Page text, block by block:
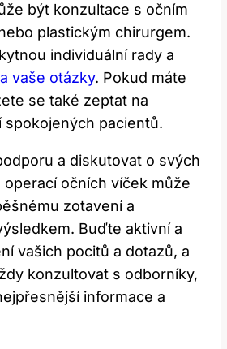
být konzultace s očním
plastickým chirurgem.
individuální rady a
vaše otázky. Pokud máte
se také zeptat na
spokojených pacientů.
a diskutovat o svých
očních víček může
zotavení a
Buďte aktivní a
vašich pocitů a dotazů, a
konzultovat s odborníky,
informace a